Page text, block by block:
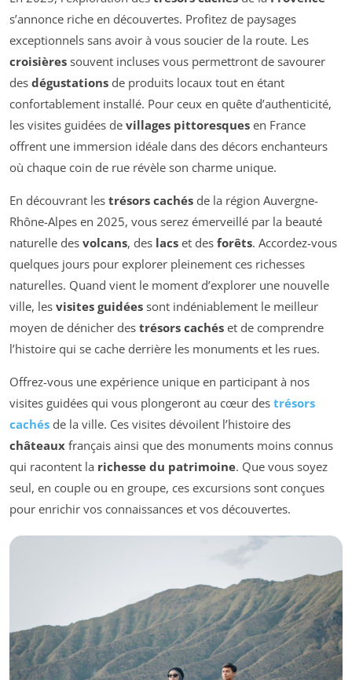
s’annonce riche en découvertes. Profitez de paysages
exceptionnels sans avoir à vous soucier de la route. Les
croisières souvent incluses vous permettront de savourer
des dégustations de produits locaux tout en étant
confortablement installé. Pour ceux en quête d’authenticité,
les visites guidées de villages pittoresques en France
offrent une immersion idéale dans des décors enchanteurs
où chaque coin de rue révèle son charme unique.
En découvrant les trésors cachés de la région Auvergne-
Rhône-Alpes en 2025, vous serez émerveillé par la beauté
naturelle des volcans, des lacs et des forêts. Accordez-vous
quelques jours pour explorer pleinement ces richesses
naturelles. Quand vient le moment d’explorer une nouvelle
ville, les visites guidées sont indéniablement le meilleur
moyen de dénicher des trésors cachés et de comprendre
l’histoire qui se cache derrière les monuments et les rues.
Offrez-vous une expérience unique en participant à nos
visites guidées qui vous plongeront au cœur des trésors
cachés de la ville. Ces visites dévoilent l’histoire des
châteaux français ainsi que des monuments moins connus
qui racontent la richesse du patrimoine. Que vous soyez
seul, en couple ou en groupe, ces excursions sont conçues
pour enrichir vos connaissances et vos découvertes.